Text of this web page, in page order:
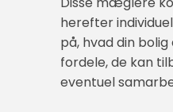
herefter
på, hvad din
fordele, de kan
eventuel